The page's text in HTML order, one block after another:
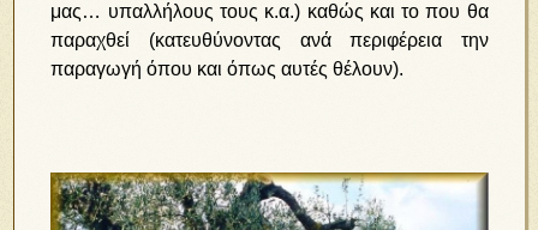
μας… υπαλλήλους τους κ.α.) καθώς και το που θα
παραχθεί (κατευθύνοντας ανά περιφέρεια την
παραγωγή όπου και όπως αυτές θέλουν).